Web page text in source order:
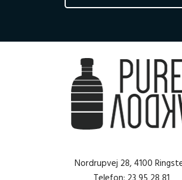
Nordrupvej 28, 4100